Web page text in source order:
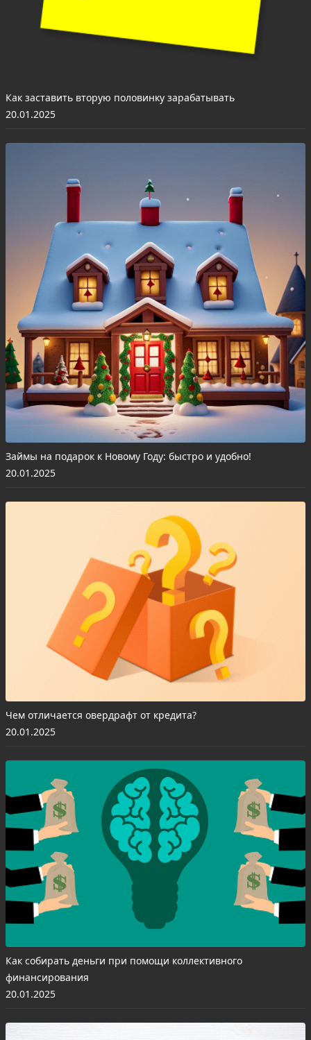
Как заставить вторую половинку зарабатывать
20.01.2025
Займы на подарок к Новому Году: быстро и удобно!
20.01.2025
Чем отличается овердрафт от кредита?
20.01.2025
Как собирать деньги при помощи коллективного
финансирования
20.01.2025